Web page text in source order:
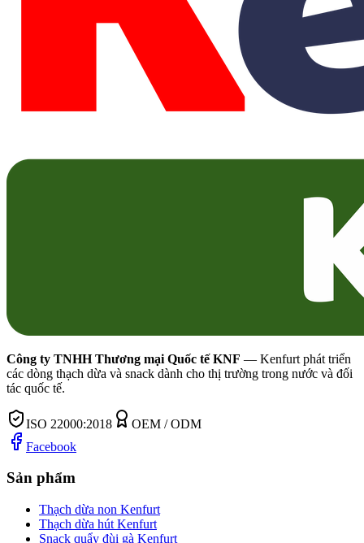
Công ty TNHH Thương mại Quốc tế KNF — Kenfurt phát triển
các dòng thạch dừa và snack dành cho thị trường trong nước và đối
tác quốc tế.
ISO 22000:2018
OEM / ODM
Facebook
Sản phẩm
Thạch dừa non Kenfurt
Thạch dừa hút Kenfurt
Snack quẩy đùi gà Kenfurt